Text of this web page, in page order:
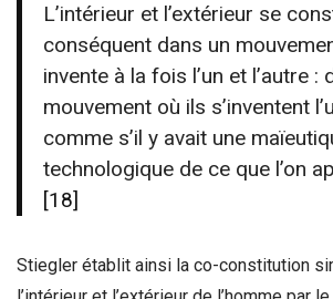
L’intérieur et l’extérieur se
conséquent dans un
invente à la fois l’un et l’autre :
mouvement où ils s’inventent
comme s’il y avait une
technologique de ce que l’on
[18]
Stiegler établit ainsi la co-constitution